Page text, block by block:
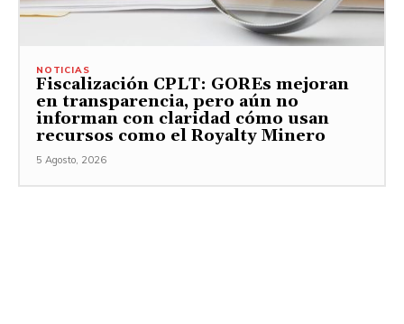
NOTICIAS
Fiscalización CPLT: GOREs mejoran
en transparencia, pero aún no
informan con claridad cómo usan
recursos como el Royalty Minero
5 Agosto, 2026